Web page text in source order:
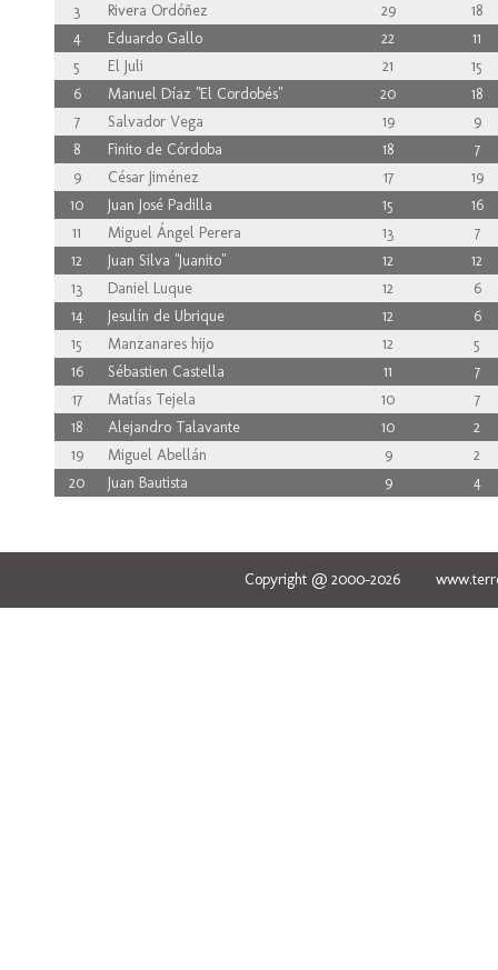
3
Rivera Ordóñez 29
18
4
Eduardo Gallo 22
11
5
El Juli 21
15
6
Manuel Díaz "El Cordobés" 20
18
7
Salvador Vega 19
9
8
Finito de Córdoba 18
7
9
César Jiménez 17
19
10
Juan José Padilla 15
16
11
Miguel Ángel Perera 13
7
12
Juan Silva "Juanito" 12
12
13
Daniel Luque 12
6
14
Jesulín de Ubrique 12
6
15
Manzanares hijo 12
5
16
Sébastien Castella 11
7
17
Matías Tejela 10
7
18
Alejandro Talavante 10
2
19
Miguel Abellán 9
2
20
Juan Bautista 9 4
Copyright @ 2000-2026